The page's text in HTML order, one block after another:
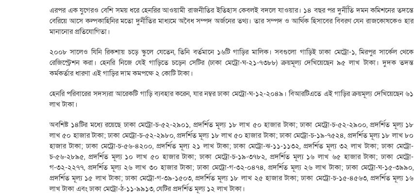
এরপর এক যুগেরও বেশি সময় ধরে হেনরির আওয়ামী রাজনীতির ইতিহাস কেবলই বদলে যাওয়ার। ১৪ বছর পর দুর্নীতি দমন কমিশনের তদন্তে
বেরিয়ে আসে কল্পকাহিনির মতো দুর্নীতির মাধ্যমে অবৈধ সম্পদ অর্জনের তথ্য। তার সম্পদ ও আর্থিক হিসাবের বিবরণ যেন রাজকোষকেও হার
মানানোর প্রতিযোগিতা।
২০০৮ সালেও যিনি রিকশায় চড়ে স্কুলে যেতেন, তিনি বর্তমানে ১৬টি গাড়ির মালিক। সবগুলো গাড়িই ঢাকা মেট্রো-১, মিরপুর সার্কেল থেকে
রেজিস্ট্রেশন করা। হেনরি নিজে যেই গাড়িতে চড়েন সেটির (ঢাকা মেট্রো-ঘ-২১-৭৩৮৮) ক্রয়মূল্য দেখিয়েছেন ৯৫ লাখ টাকা। দুদক তদন্ত
কর্মকর্তার ধারণা এই গাড়ির দাম কমপক্ষে ২ কোটি টাকা।
হেনরি পরিবারের সদস্যরা আরেকটি গাড়ি ব্যবহার করেন, যার নম্বর ঢাকা মেট্রো-ঘ-১২-২০৪৯। বিআরটিএতে এই গাড়ির ক্রয়মূল্য দেখিয়েছেন ৬১
লাখ টাকা।
অবশিষ্ট ১৪টির মধ্যে রয়েছে ঢাকা মেট্রো-চ-৫২-২৯০১, প্রদর্শিত মূল্য ১৮ লাখ ৫০ হাজার টাকা; ঢাকা মেট্রো-চ-৫২-২৯০০, প্রদর্শিত মূল্য ১৮
লাখ ৫০ হাজার টাকা; ঢাকা মেট্রো-চ-৫২-২৯৮০, প্রদর্শিত মূল্য ১৮ লাখ ৫০ হাজার টাকা; ঢাকা মেট্রো-চ-১৯-৭৫২৪, প্রদর্শিত মূল্য ১৮ লাখ ৮০
হাজার টাকা; ঢাকা মেট্রো-চ-৫৬-৪২০০, প্রদর্শিত মূল্য ২১ লাখ টাকা; ঢাকা মেট্রো-ঝ-১১-১১৩২, প্রদর্শিত মূল্য ৩২ লাখ টাকা; ঢাকা মেট্রো-
চ-৫৬-২৮৯৫, প্রদর্শিত মূল্য ১০ লাখ ৫০ হাজার টাকা; ঢাকা মেট্রো-চ-১৯-৩৭৮২, প্রদর্শিত মূল্য ১৬ লাখ ৬৫ হাজার টাকা; ঢাকা মেট্রো-
গ-৩২-২২৭৭, প্রদর্শিত মূল্য ২৬ লাখ ৩০ হাজার টাকা; ঢাকা মেট্রো-গ-৩২-০৪৭৪, প্রদর্শিত মূল্য ২৬ লাখ টাকা; ঢাকা মেট্রো-ঘ-১৫-৩৯৯০,
প্রদর্শিত মূল্য ১৫ লাখ টাকা; ঢাকা মেট্রো-গ-৩৯-১৫০৩, প্রদর্শিত মূল্য ১৮ লাখ ২৫ হাজার টাকা; ঢাকা মেট্রো-চ-১৫-৪৫৬৩, প্রদর্শিত মূল্য ১৬
লাখ টাকা এবং ঢাকা মেট্রো-ঠ-১১-৯৯১৩, যেটির প্রদর্শিত মূল্য ১২ লাখ টাকা।